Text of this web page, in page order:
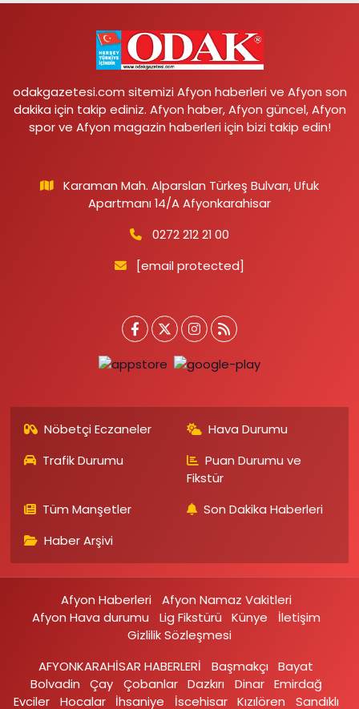
odakgazetesi.com sitemizi Afyon haberleri ve Afyon son
dakika için takip ediniz. Afyon haber, Afyon güncel, Afyon
spor ve Afyon magazin haberleri için bizi takip edin!
Karaman Mah. Alparslan Türkeş Bulvarı, Ufuk
Apartmanı 14/A Afyonkarahisar
0272 212 21 00
[email protected]
Nöbetçi Eczaneler
Hava Durumu
Trafik Durumu
Puan Durumu ve
Fikstür
Tüm Manşetler
Son Dakika Haberleri
Haber Arşivi
Afyon Haberleri
Afyon Namaz Vakitleri
Afyon Hava durumu
Lig Fikstürü Künye
İletişim
Gizlilik Sözleşmesi
AFYONKARAHİSAR HABERLERİ
Başmakçı
Bayat
Bolvadin
Çay Çobanlar Dazkırı Dinar Emirdağ‎
Evciler‎
Hocalar İhsaniye‎ İscehisar Kızılören‎ Sandıklı‎